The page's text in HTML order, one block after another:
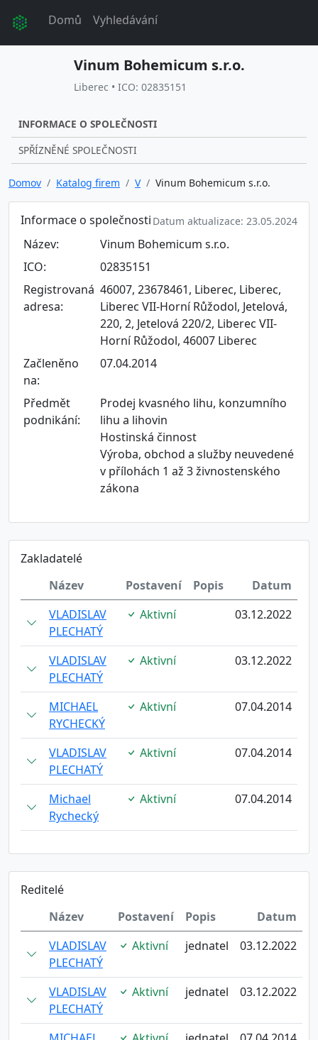
Domů Vyhledávání
Vinum Bohemicum s.r.o.
Liberec • ICO: 02835151
INFORMACE O SPOLEČNOSTI
SPŘÍZNĚNÉ SPOLEČNOSTI
Domov Katalog firem V Vinum Bohemicum s.r.o.
Informace o společnosti Datum aktualizace: 23.05.2024
Název:
Vinum Bohemicum s.r.o.
ICO:
02835151
Registrovaná
adresa:
46007, 23678461, Liberec, Liberec,
Liberec VII-Horní Růžodol, Jetelová,
220, 2, Jetelová 220/2, Liberec VII-
Horní Růžodol, 46007 Liberec
Začleněno
na:
07.04.2014
Předmět
podnikání:
Prodej kvasného lihu, konzumního
lihu a lihovin
Hostinská činnost
Výroba, obchod a služby neuvedené
v přílohách 1 až 3 živnostenského
zákona
Zakladatelé
Název
Postavení Popis
Datum
VLADISLAV
PLECHATÝ
Aktivní 03.12.2022
VLADISLAV
PLECHATÝ
Aktivní 03.12.2022
MICHAEL
RYCHECKÝ
Aktivní 07.04.2014
VLADISLAV
PLECHATÝ
Aktivní 07.04.2014
Michael
Rychecký
Aktivní 07.04.2014
Reditelé
Název
Postavení Popis
Datum
VLADISLAV
PLECHATÝ
Aktivní jednatel 03.12.2022
VLADISLAV
PLECHATÝ
Aktivní jednatel 03.12.2022